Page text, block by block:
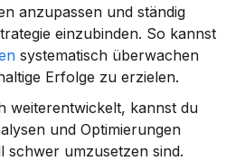
anzupassen und ständig
einzubinden. So kannst
systematisch überwachen
Erfolge zu erzielen.
weiterentwickelt, kannst du
und Optimierungen
umzusetzen sind.